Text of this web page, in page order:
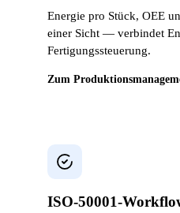
Energie pro Stück, OEE
einer Sicht — verbindet
Fertigungssteuerung.
Zum
ISO-50001-